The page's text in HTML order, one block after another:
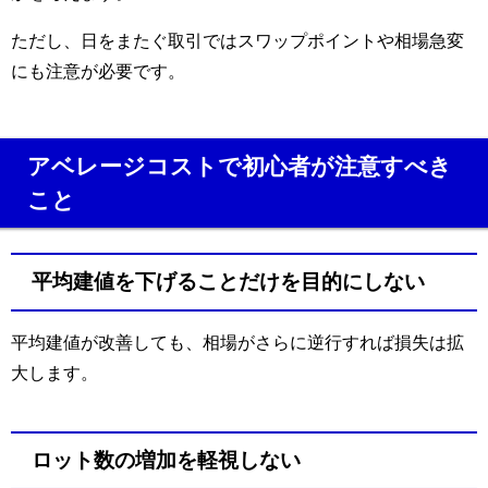
ただし、日をまたぐ取引ではスワップポイントや相場急変
にも注意が必要です。
アベレージコストで初心者が注意すべき
こと
平均建値を下げることだけを目的にしない
平均建値が改善しても、相場がさらに逆行すれば損失は拡
大します。
ロット数の増加を軽視しない